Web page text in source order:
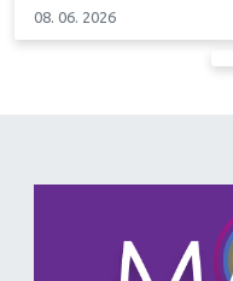
08. 06. 2026